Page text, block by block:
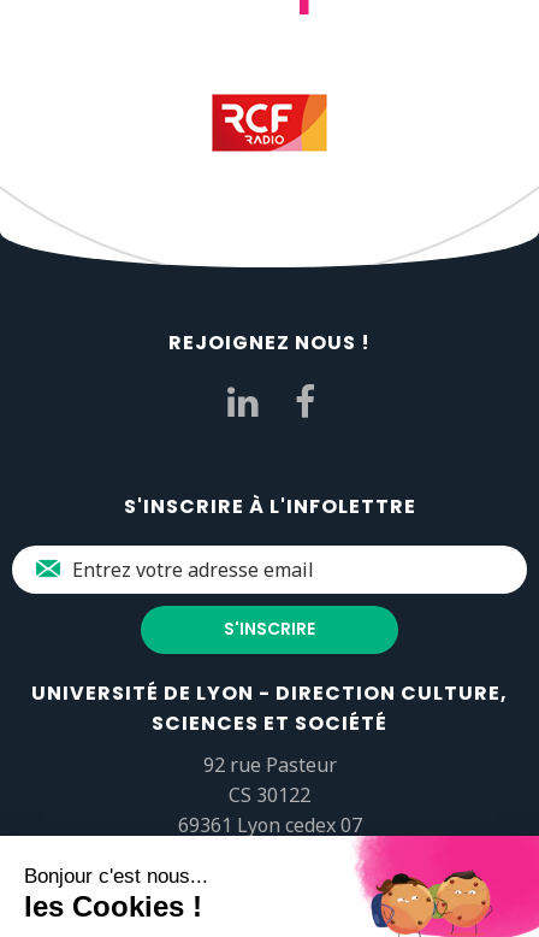
REJOIGNEZ NOUS !
S'INSCRIRE À L'INFOLETTRE
UNIVERSITÉ DE LYON - DIRECTION CULTURE,
SCIENCES ET SOCIÉTÉ
92 rue Pasteur
CS 30122
69361 Lyon cedex 07
popsciences@universite-lyon.fr
Tél.+33 (0)4 37 37 82 01